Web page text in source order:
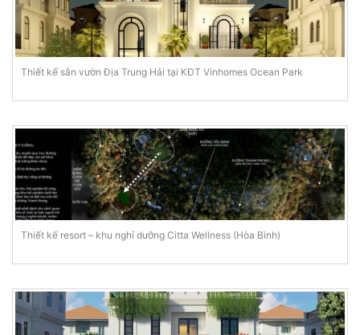
Thiết kế sân vườn Địa Trung Hải tại KĐT Vinhomes Ocean Park
Thiết kế resort – khu nghỉ dưỡng Citta Wellness (Hòa Bình)